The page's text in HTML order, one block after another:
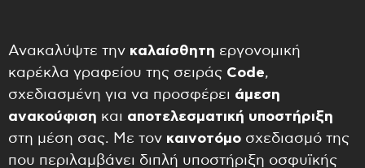
Ανακαλύψτε την καλαίσθητη εργονομική
καρέκλα γραφείου της σειράς Code,
σχεδιασμένη για να προσφέρει άμεση
ανακούφιση και αποτελεσματική υποστήριξη
στη μέση σας. Με τον καινοτόμο σχεδιασμό της
που περιλαμβάνει διπλή υποστήριξη οσφυϊκής